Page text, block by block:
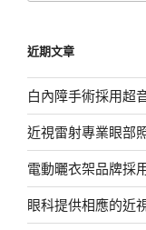
字:
近期文章
白內障手術採用超
近視雷射專業眼部
電動曬衣架品牌採
眼科提供相應的近